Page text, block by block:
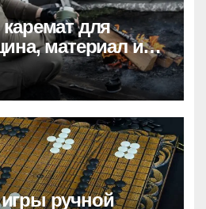
для
материал и
ручной